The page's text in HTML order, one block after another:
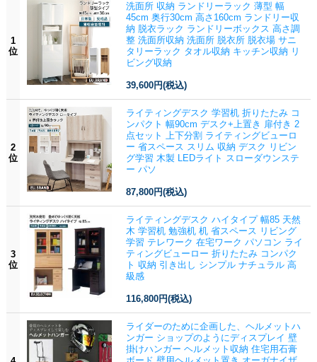
1
位
洗面所 収納 ランドリーラック 薄型 幅
45cm 奥行30cm 高さ160cm ランドリー収
納 脱衣ラック ランドリーボックス 高さ調
整 洗面所収納 洗面所 脱衣所 脱衣場 サニ
タリーラック タオル収納 キッチン収納 リ
ビング収納
39,600円(税込)
2
位
ライティングデスク 学習机 折りたたみ コ
ンパクト 幅90cm デスク+上置き 扉付き 2
点セット 上下分割 ライティングビューロ
ー 省スペース スリム 収納 デスク リビン
グ学習 木製 LEDライト スローダウンステ
ー パソ
87,800円(税込)
3
位
ライティングデスク ハイタイプ 幅85 天然
木 学習机 勉強机 机 省スペース リビング
学習 テレワーク 在宅ワーク パソコン ライ
ティングビューロー 折りたたみ コンパク
ト 収納 引き出し シンプル ナチュラル 高
級感
116,800円(税込)
ライダーのために企画した、ヘルメットハ
ンガー ショップのようにディスプレイ 壁
掛けハンガー ヘルメット収納 住宅用石膏